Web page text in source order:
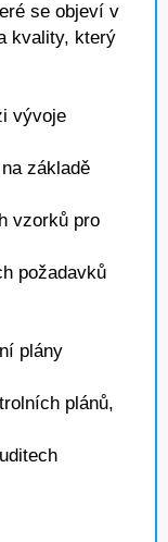
se objeví v
kvality, který
vývoje
základě
vzorků pro
požadavků
plány
plánů,